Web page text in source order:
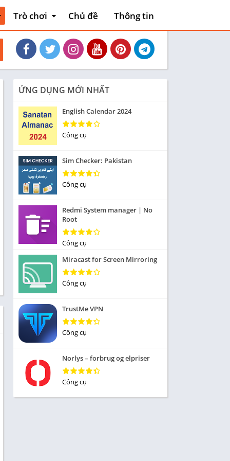
thiết
xe
Trò chơi
Hoạt động
Phiêu lưu mạo
hiểm
Máy chơi game
Bài
Thẻ bài
Sòng bạc
Tiêu khiển
Âm nhạc
Từ
Yêu thích
Ghép hình
Cuộc đua
Nhập vai
Mô phỏng
Chiến lược
Trả lời câu hỏi
Chủ đề Thông tin
ỨNG DỤNG MỚI NHẤT
English Calendar 2024
Công cụ
Sim Checker: Pakistan
Công cụ
Redmi System manager | No
Root
Công cụ
Miracast for Screen Mirroring
Công cụ
TrustMe VPN
Công cụ
Norlys – forbrug og elpriser
Công cụ